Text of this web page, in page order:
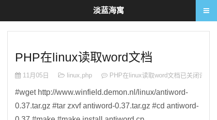
PHP在linux读取word文档
11月05日 linux,php PHP在linux读取word文档已关闭评论
#wget http://www.winfield.demon.nl/linux/antiword-
0.37.tar.gz #tar zxvf antiword-0.37.tar.gz #cd antiword-
淡蓝海寓